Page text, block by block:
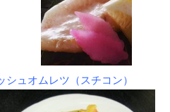
シュオムレツ（スチコン）